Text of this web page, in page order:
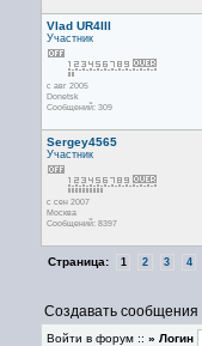
Vlad UR4III
Участник
с авг 2005
Donetsk
Сообщений: 309
Sergey4565
Участник
с сен 2007
Москва
Сообщений: 8397
Страница: 1 2 3 4
Создавать сообщения
Войти в форум :: » Логин